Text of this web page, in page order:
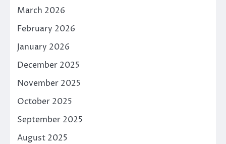
March 2026
February 2026
January 2026
December 2025
November 2025
October 2025
September 2025
August 2025